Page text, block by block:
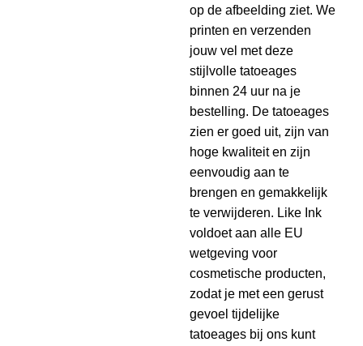
op de afbeelding ziet. We
printen en verzenden
jouw vel met deze
stijlvolle tatoeages
binnen 24 uur na je
bestelling. De tatoeages
zien er goed uit, zijn van
hoge kwaliteit en zijn
eenvoudig aan te
brengen en gemakkelijk
te verwijderen. Like Ink
voldoet aan alle EU
wetgeving voor
cosmetische producten,
zodat je met een gerust
gevoel tijdelijke
tatoeages bij ons kunt